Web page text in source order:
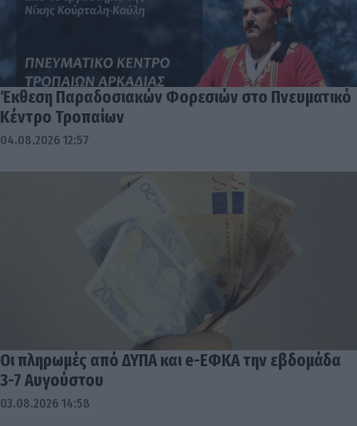
Έκθεση Παραδοσιακών Φορεσιών στο Πνευματικό
Κέντρο Τροπαίων
04.08.2026 12:57
Οι πληρωμές από ΔΥΠΑ και e-ΕΦΚΑ την εβδομάδα
3-7 Αυγούστου
03.08.2026 14:58